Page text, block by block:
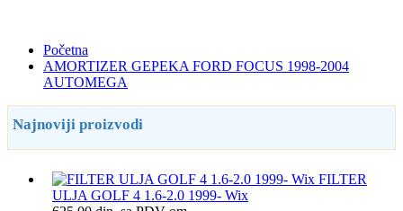
Početna
AMORTIZER GEPEKA FORD FOCUS 1998-2004
AUTOMEGA
Najnoviji proizvodi
FILTER
ULJA GOLF 4 1.6-2.0 1999- Wix